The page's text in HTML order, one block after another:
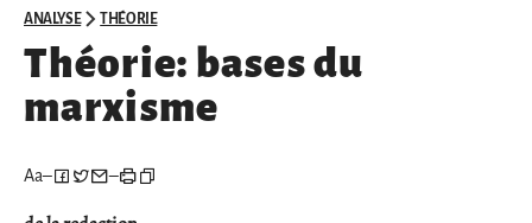
ANALYSE THÉORIE
Théorie: bases du
marxisme
Aa– –